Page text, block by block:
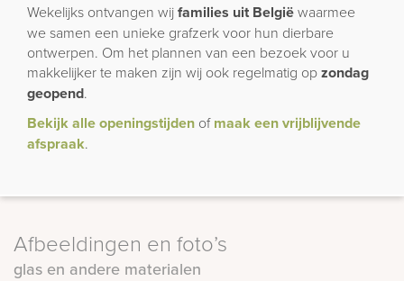
Wekelijks ontvangen wijfamilies uit Belgiëwaarmee
we samen een unieke grafzerk voor hun dierbare
ontwerpen. Om het plannen van een bezoek voor u
makkelijker te maken zijn wij ook regelmatig opzondag
geopend.
Bekijk alle openingstijden ofmaak een vrijblijvende
afspraak.
Afbeeldingen en foto’s
glas en andere materialen